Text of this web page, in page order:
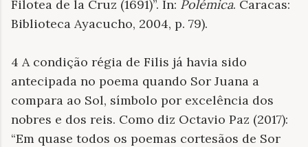
Filotea de la Cruz (1691)”. In: Polémica. Caracas:
Biblioteca Ayacucho, 2004, p. 79).
4 A condição régia de Filis já havia sido
antecipada no poema quando Sor Juana a
compara ao Sol, símbolo por excelência dos
nobres e dos reis. Como diz Octavio Paz (2017):
“Em quase todos os poemas cortesãos de Sor